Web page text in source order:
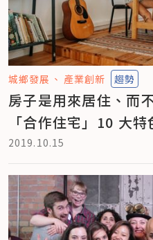
城鄉發展 產業創新 趨勢
房子是用來居住、而
「合作住宅」10 大特
2019.10.15